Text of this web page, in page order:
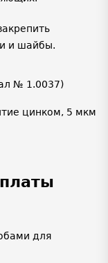
и шайбы.
№ 1.0037)
цинком, 5 мкм
для